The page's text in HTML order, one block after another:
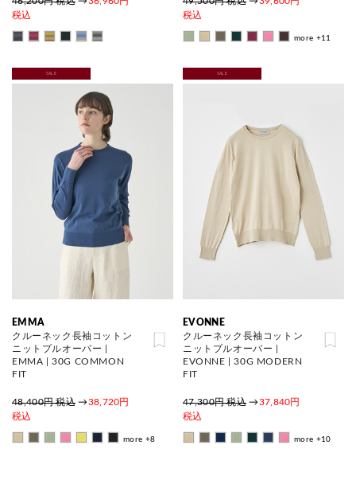
税込
税込
more +11
SALE
EMMA
クルーネック長袖コットン
ニットプルオーバー |
EMMA | 30G COMMON
FIT
48,400円 税込 →38,720円
税込
more +8
SALE
EVONNE
クルーネック長袖コットン
ニットプルオーバー |
EVONNE | 30G MODERN
FIT
47,300円 税込 →37,840円
税込
more +10